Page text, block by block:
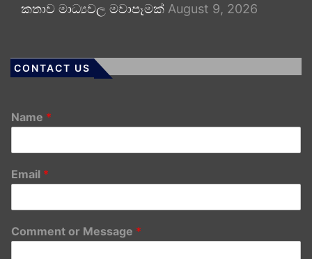
කතාව මාධ්‍යවල මවාපෑමක් August 9, 2026
CONTACT US
Name *
Email *
Comment or Message *